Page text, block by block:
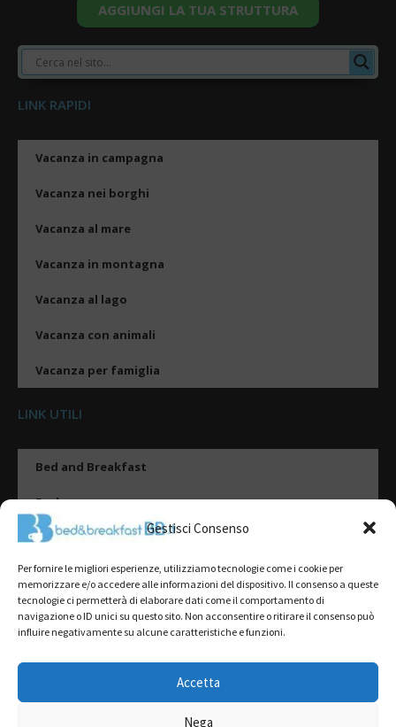
Gestisci Consenso
Per fornire le migliori esperienze, utilizziamo tecnologie come i cookie per
memorizzare e/o accedere alle informazioni del dispositivo. Il consenso a queste
tecnologie ci permetterà di elaborare dati come il comportamento di
navigazione o ID unici su questo sito. Non acconsentire o ritirare il consenso può
influire negativamente su alcune caratteristiche e funzioni.
Accetta
Nega
AGGIUNGI LA TUA STRUTTURA
LINK RAPIDI
Vacanza in campagna
Vacanza nei borghi
Vacanza al mare
Vacanza in montagna
Vacanza al lago
Vacanza con animali
Vacanza per famiglia
LINK UTILI
Bed and Breakfast
Esplora
Tipologie di alloggio
Destinazioni
Il mio account